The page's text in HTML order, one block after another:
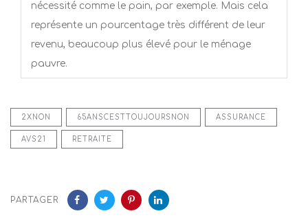
nécessité comme le pain, par exemple. Mais cela
représente un pourcentage très différent de leur
revenu, beaucoup plus élevé pour le ménage
pauvre.
2XNON 65ANSCESTTOUJOURSNON ASSURANCE
AVS21 RETRAITE
PARTAGER